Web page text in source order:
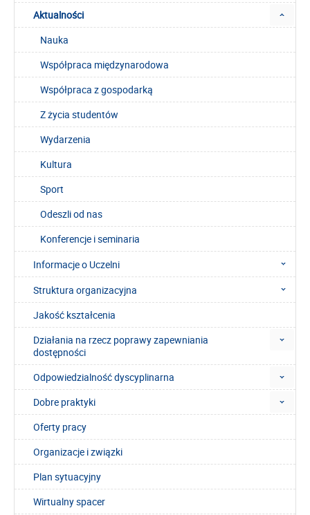
Aktualności
Nauka
Współpraca międzynarodowa
Współpraca z gospodarką
Z życia studentów
Wydarzenia
Kultura
Sport
Odeszli od nas
Konferencje i seminaria
Informacje o Uczelni
Struktura organizacyjna
Jakość kształcenia
Działania na rzecz poprawy zapewniania
dostępności
Odpowiedzialność dyscyplinarna
Dobre praktyki
Oferty pracy
Organizacje i związki
Plan sytuacyjny
Wirtualny spacer